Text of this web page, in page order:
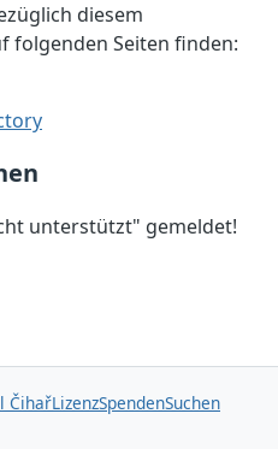
diesem
folgenden Seiten finden:
unterstützt" gemeldet!
ČihařLizenzSpendenSuchen